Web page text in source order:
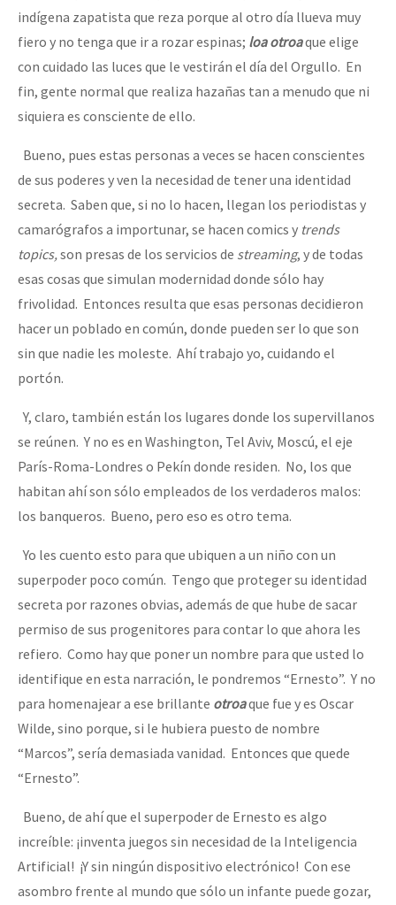
indígena zapatista que reza porque al otro día llueva muy
fiero y no tenga que ir a rozar espinas; loa otroaque elige
con cuidado las luces que le vestirán el día del Orgullo. En
fin, gente normal que realiza hazañas tan a menudo que ni
siquiera es consciente de ello.
Bueno, pues estas personas a veces se hacen conscientes
de sus poderes y ven la necesidad de tener una identidad
secreta. Saben que, si no lo hacen, llegan los periodistas y
camarógrafos a importunar, se hacen comics y trends
topics, son presas de los servicios de streaming, y de todas
esas cosas que simulan modernidad donde sólo hay
frivolidad. Entonces resulta que esas personas decidieron
hacer un poblado en común, donde pueden ser lo que son
sin que nadie les moleste. Ahí trabajo yo, cuidando el
portón.
Y, claro, también están los lugares donde los supervillanos
se reúnen. Y no es en Washington, Tel Aviv, Moscú, el eje
París-Roma-Londres o Pekín donde residen. No, los que
habitan ahí son sólo empleados de los verdaderos malos:
los banqueros. Bueno, pero eso es otro tema.
Yo les cuento esto para que ubiquen a un niño con un
superpoder poco común. Tengo que proteger su identidad
secreta por razones obvias, además de que hube de sacar
permiso de sus progenitores para contar lo que ahora les
refiero. Como hay que poner un nombre para que usted lo
identifique en esta narración, le pondremos “Ernesto”. Y no
para homenajear a ese brillante otroaque fue y es Oscar
Wilde, sino porque, si le hubiera puesto de nombre
“Marcos”, sería demasiada vanidad. Entonces que quede
“Ernesto”.
Bueno, de ahí que el superpoder de Ernesto es algo
increíble: ¡inventa juegos sin necesidad de la Inteligencia
Artificial! ¡Y sin ningún dispositivo electrónico! Con ese
asombro frente al mundo que sólo un infante puede gozar,